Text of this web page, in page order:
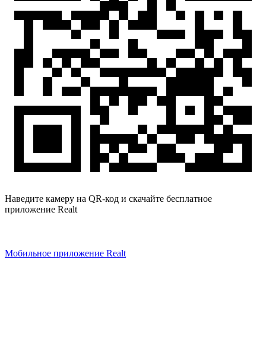
Наведите камеру на QR-код и скачайте бесплатное
приложение Realt
Мобильное приложение Realt